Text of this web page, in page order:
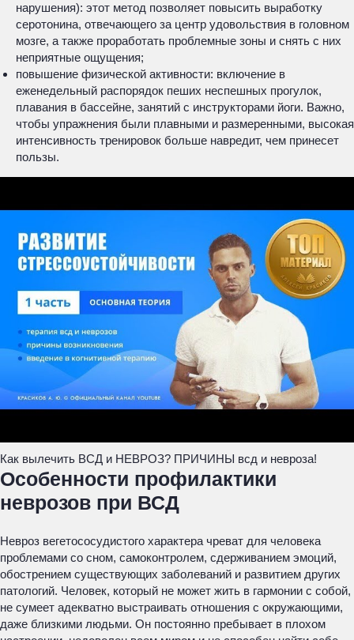
нарушения): этот метод позволяет повысить выработку
серотонина, отвечающего за центр удовольствия в головном
мозге, а также проработать проблемные зоны и снять с них
неприятные ощущения;
повышение физической активности: включение в
еженедельный распорядок пеших неспешных прогулок,
плавания в бассейне, занятий с инструкторами йоги. Важно,
чтобы упражнения были плавными и размеренными, высокая
интенсивность тренировок больше навредит, чем принесет
пользы.
Как вылечить ВСД и НЕВРОЗ? ПРИЧИНЫ всд и невроза!
Особенности профилактики
неврозов при ВСД
Невроз вегетососудистого характера чреват для человека
проблемами со сном, самоконтролем, сдерживанием эмоций,
обострением существующих заболеваний и развитием других
патологий. Человек, который не может жить в гармонии с собой,
не сумеет адекватно выстраивать отношения с окружающими,
даже близкими людьми. Он постоянно пребывает в плохом